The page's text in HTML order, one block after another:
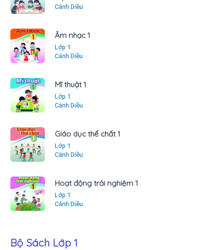
Cánh Diều
Âm nhạc 1
Lớp 1
Cánh Diều
Mĩ thuật 1
Lớp 1
Cánh Diều
Giáo dục thể chất 1
Lớp 1
Cánh Diều
Hoạt động trải nghiệm 1
Lớp 1
Cánh Diều
Bộ Sách Lớp 1